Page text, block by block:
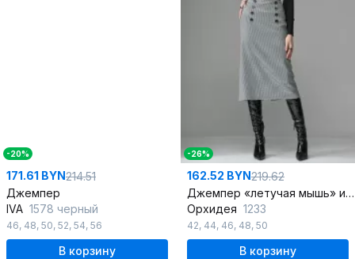
-20%
171.61 BYN214.51
Джемпер
IVA 1578 черный
46, 48, 50, 52, 54, 56
В корзину
-26%
162.52 BYN219.62
Джемпер «летучая мышь» из трикотажа с имитацией крылышек
Орхидея 1233
42, 44, 46, 48, 50
В корзину